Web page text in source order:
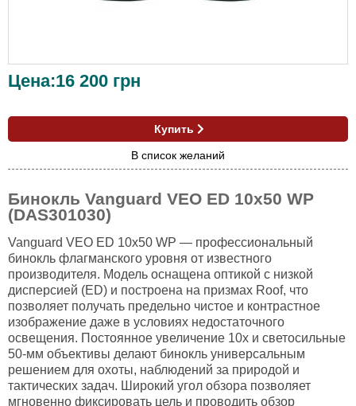
Цена:16 200 грн
Купить
В список желаний
Бинокль Vanguard VEO ED 10x50 WP
(DAS301030)
Vanguard VEO ED 10x50 WP — профессиональный
бинокль флагманского уровня от известного
производителя. Модель оснащена оптикой с низкой
дисперсией (ED) и построена на призмах Roof, что
позволяет получать предельно чистое и контрастное
изображение даже в условиях недостаточного
освещения. Постоянное увеличение 10х и светосильные
50-мм объективы делают бинокль универсальным
решением для охоты, наблюдений за природой и
тактических задач. Широкий угол обзора позволяет
мгновенно фиксировать цель и проводить обзор